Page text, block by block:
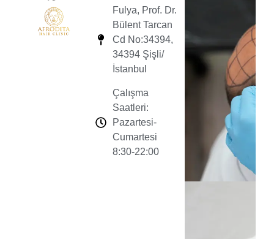
Fulya, Prof. Dr.
Bülent Tarcan
Cd No:34394,
34394 Şişli/
İstanbul
Çalışma
Saatleri:
Pazartesi-
Cumartesi
8:30-22:00